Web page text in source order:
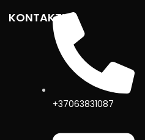
KONTAKTI
+37063831087